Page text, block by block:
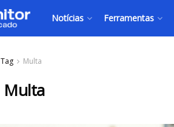
Notícias Ferramentas
Tag Multa
Multa